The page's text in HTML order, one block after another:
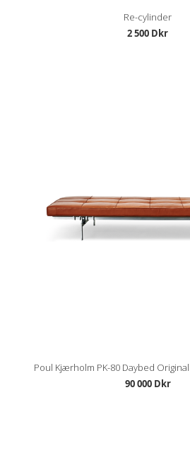
Re-cylinder
2 500 Dkr
Poul Kjærholm PK-80 Daybed
90 000 Dkr